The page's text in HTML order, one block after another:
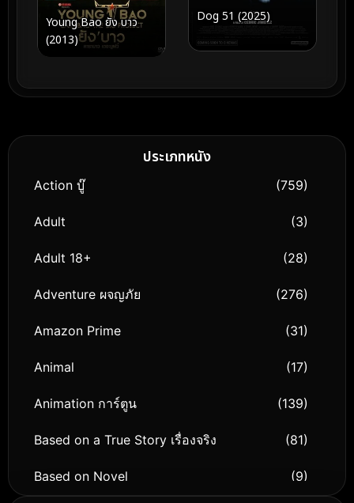
Young Bao ยัง บาว
(2013)
Dog 51 (2025)
ประเภทหนัง
Action บู๊ (759)
Adult (3)
Adult 18+ (28)
Adventure ผจญภัย (276)
Amazon Prime (31)
Animal (17)
Animation การ์ตูน (139)
Based on a True Story เรื่องจริง (81)
Based on Novel (9)